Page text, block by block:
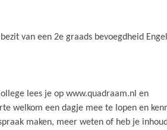
van een 2e graads bevoegdheid
lees je op www.quadraam.nl en
welkom een dagje mee te lopen en
maken, meer weten of heb je